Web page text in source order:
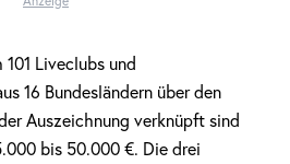
Liveclubs und
16 Bundesländern über den
Auszeichnung verknüpft sind
bis 50.000 €. Die drei